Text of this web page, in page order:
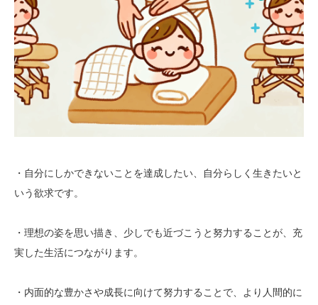
・自分にしかできないことを達成したい、自分らしく生きたいと
いう欲求です。
・理想の姿を思い描き、少しでも近づこうと努力することが、充
実した生活につながります。
・内面的な豊かさや成長に向けて努力することで、より人間的に